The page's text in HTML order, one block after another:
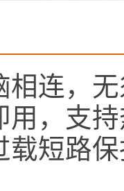
相连，
用，支
载短路